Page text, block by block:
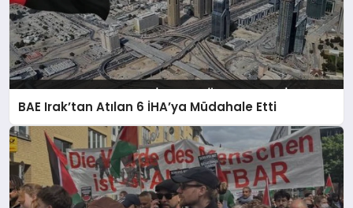
BAE Irak’tan Atılan 6 İHA’ya Müdahale Etti